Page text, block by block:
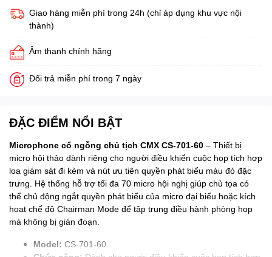
Giao hàng miễn phí trong 24h (chỉ áp dụng khu vực nội
thành)
Âm thanh chính hãng
Đổi trả miễn phí trong 7 ngày
ĐẶC ĐIỂM NỔI BẬT
Microphone cổ ngỗng chủ tịch CMX CS-701-60 – Thiết bị
micro hội thảo dành riêng cho người điều khiển cuộc họp tích hợp
loa giám sát đi kèm và nút ưu tiên quyền phát biểu màu đỏ đặc
trưng. Hệ thống hỗ trợ tối đa 70 micro hội nghị giúp chủ tọa có
thể chủ động ngắt quyền phát biểu của micro đại biểu hoặc kích
hoạt chế độ Chairman Mode để tập trung điều hành phòng họp
mà không bị gián đoạn.
Model: CS-701-60